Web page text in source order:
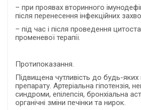
– при проявах вторинного
після перенесення інфекційних
– під час і після проведення
променевої терапії.
Протипоказання.
Підвищена чутливість до будь-яких
препарату. Артеріальна гіпотензія,
синдроми, епілепсія, бронхіальна
органічні зміни печінки та нирок.